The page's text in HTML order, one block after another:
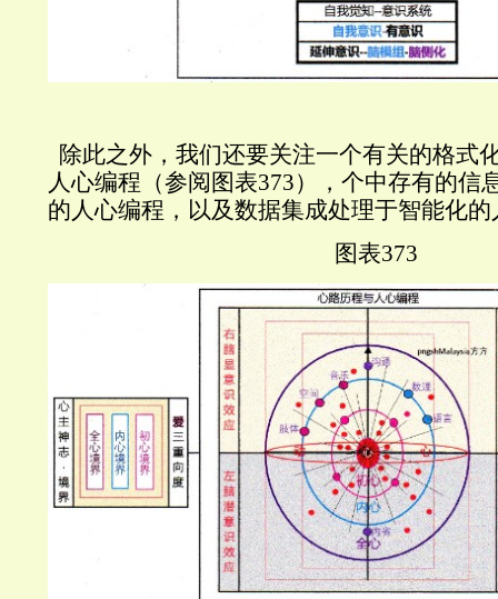
除此之外，我们还要关注一个有关的格式
人心编程（参阅图表373），个中存有的信
的人心编程，以及数据集成处理于智能化
图表373